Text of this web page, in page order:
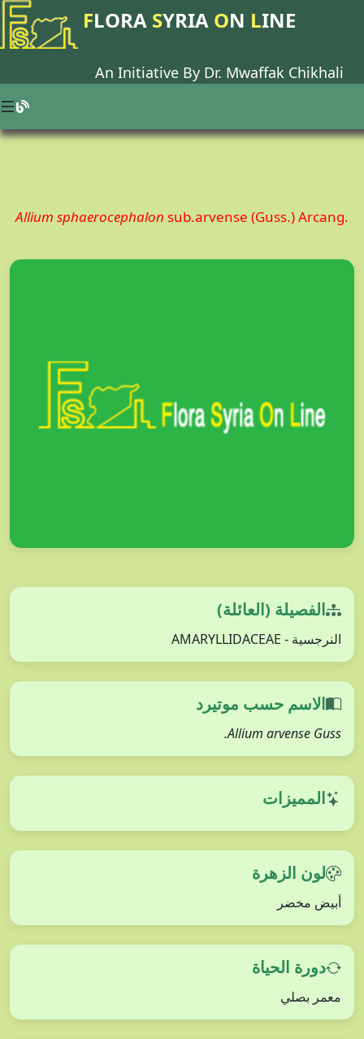
FLORA SYRIA ON LINE
An Initiative By Dr. Mwaffak Chikhali
Allium sphaerocephalon sub.arvense (Guss.) Arcang.
الفصيلة (العائلة)
النرجسية - AMARYLLIDACEAE
الاسم حسب موتيرد
Allium arvense Guss.
المميزات
لون الزهرة
أبيض مخضر
دورة الحياة
معمر بصلي